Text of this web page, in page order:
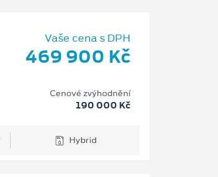
Vaše cena s DPH
469 900 Kč
Cenové zvýhodnění
190 000 Kč
Hybrid